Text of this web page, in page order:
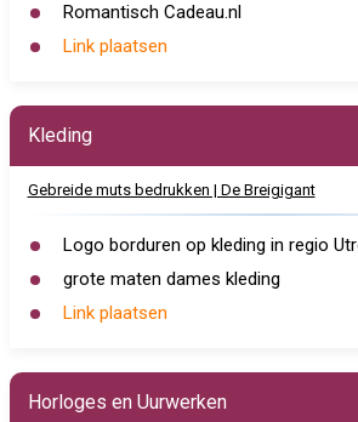
Romantisch Cadeau.nl
Link plaatsen
Kleding
Gebreide muts bedrukken | De Breigigant
Logo borduren op kleding in regio
grote maten dames kleding
Link plaatsen
Horloges en Uurwerken